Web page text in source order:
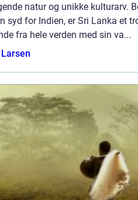
natur og unikke kulturarv.
syd for Indien, er Sri Lanka et
fra hele verden med sin va...